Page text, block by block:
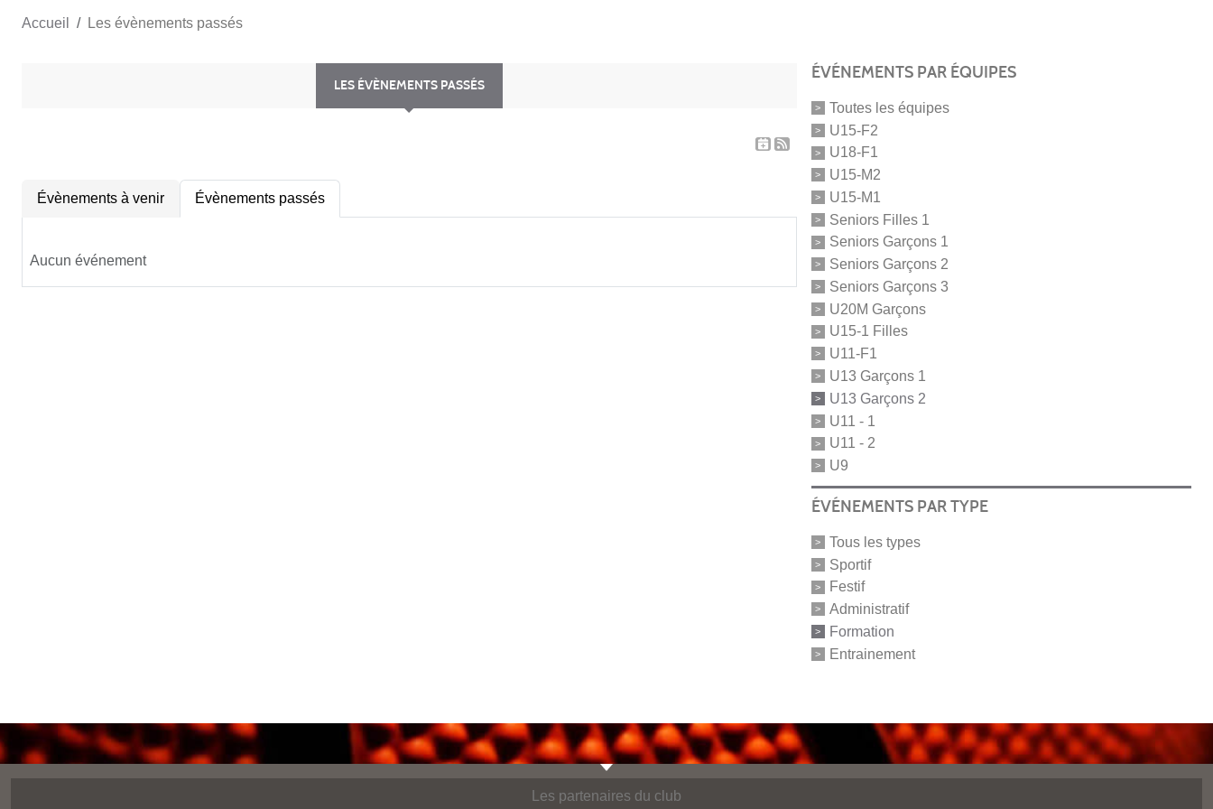
Accueil Les évènements passés
LES ÉVÈNEMENTS PASSÉS
Évènements à venir Évènements passés
Aucun événement
ÉVÉNEMENTS PAR ÉQUIPES
Toutes les équipes
U15-F2
U18-F1
U15-M2
U15-M1
Seniors Filles 1
Seniors Garçons 1
Seniors Garçons 2
Seniors Garçons 3
U20M Garçons
U15-1 Filles
U11-F1
U13 Garçons 1
U13 Garçons 2
U11 - 1
U11 - 2
U9
ÉVÉNEMENTS PAR TYPE
Tous les types
Sportif
Festif
Administratif
Formation
Entrainement
Les partenaires du club